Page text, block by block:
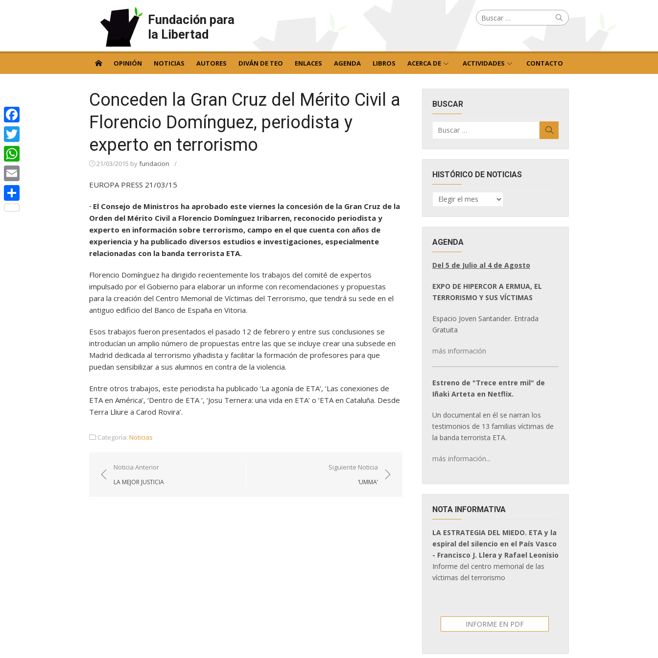
Fundación para
la Libertad
Buscar
por: Buscar
OPINIÓN NOTICIAS AUTORES DIVÁN DE TEO ENLACES AGENDA LIBROS ACERCA DE ACTIVIDADES CONTACTO
Conceden la Gran Cruz del Mérito Civil a
Florencio Domínguez, periodista y
experto en terrorismo
21/03/2015 byfundacion /
EUROPA PRESS 21/03/15
· El Consejo de Ministros ha aprobado este viernes la concesión de la Gran Cruz de la
Orden del Mérito Civil a Florencio Domínguez Iribarren, reconocido periodista y
experto en información sobre terrorismo, campo en el que cuenta con años de
experiencia y ha publicado diversos estudios e investigaciones, especialmente
relacionadas con la banda terrorista ETA.
Florencio Domínguez ha dirigido recientemente los trabajos del comité de expertos
impulsado por el Gobierno para elaborar un informe con recomendaciones y propuestas
para la creación del Centro Memorial de Víctimas del Terrorismo, que tendrá su sede en el
antiguo edificio del Banco de España en Vitoria.
Esos trabajos fueron presentados el pasado 12 de febrero y entre sus conclusiones se
introducían un amplio número de propuestas entre las que se incluye crear una subsede en
Madrid dedicada al terrorismo yihadista y facilitar la formación de profesores para que
puedan sensibilizar a sus alumnos en contra de la violencia.
Entre otros trabajos, este periodista ha publicado ‘La agonía de ETA’, ‘Las conexiones de
ETA en América’, ‘Dentro de ETA ‘, ‘Josu Ternera: una vida en ETA’ o ‘ETA en Cataluña. Desde
Terra Lliure a Carod Rovira’.
Categoría: Noticias
Navegación
de
Noticia Anterior
LA MEJOR JUSTICIA
Siguiente Noticia
‘UMMA’
BUSCAR
por:
HISTÓRICO DE NOTICIAS
HISTÓRICO
DE
AGENDA
Del 5 de Julio al 4 de Agosto
EXPO DE HIPERCOR A ERMUA, EL
TERRORISMO Y SUS VÍCTIMAS
Espacio Joven Santander. Entrada
Gratuita
más información
Estreno de "Trece entre mil" de
Iñaki Arteta en Netflix.
Un documental en él se narran los
testimonios de 13 familias víctimas de
la banda terrorista ETA.
más información...
NOTA INFORMATIVA
LA ESTRATEGIA DEL MIEDO. ETA y la
espiral del silencio en el País Vasco
- Francisco J. Llera y Rafael Leonisio
Informe del centro memorial de las
víctimas del terrorismo
INFORME EN PDF
Facebook
Twitter
WhatsApp
Email
Compartir